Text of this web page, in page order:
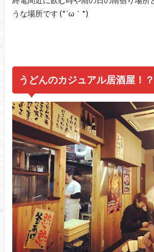
うな場所です (*´ω｀*)
うどんのカジュアル居酒屋！？